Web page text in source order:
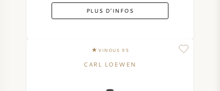
PLUS D'INFOS
VINOUS 95
CARL LOEWEN